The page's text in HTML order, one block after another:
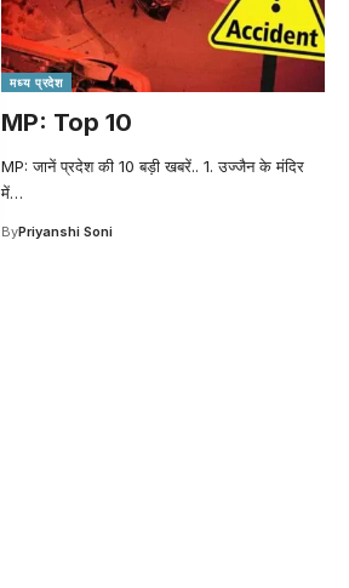
मध्य प्रदेश
MP: Top 10
MP: जानें प्रदेश की 10 बड़ी खबरें.. 1. उज्जैन के मंदिर
में…
ByPriyanshi Soni